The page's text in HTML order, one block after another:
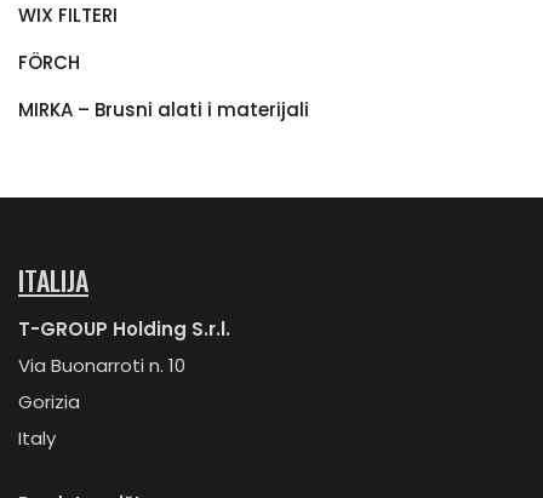
WIX FILTERI
FÖRCH
MIRKA – Brusni alati i materijali
ITALIJA
T-GROUP Holding S.r.l.
Via Buonarroti n. 10
Gorizia
Italy